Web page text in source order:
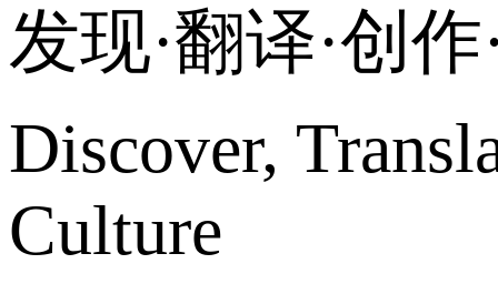
发现·翻译·创
Discover,
Culture